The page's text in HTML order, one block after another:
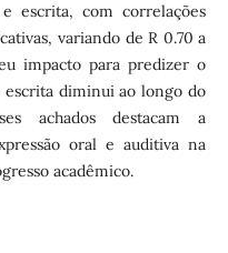
escrita, com correlações
variando de R 0.70 a
impacto para predizer o
diminui ao longo do
achados destacam a
oral e auditiva na
acadêmico.